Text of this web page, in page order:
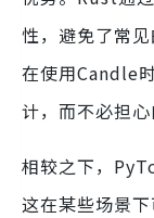
性，避免了常
在使用Candle
计，而不必担心
相较之下，
这在某些场景